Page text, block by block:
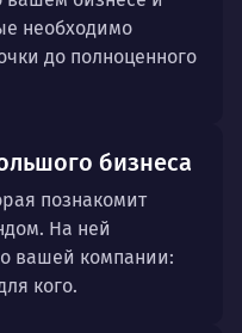
необходимо
до полноценного
бизнеса
познакомит
На ней
вашей компании:
кого.